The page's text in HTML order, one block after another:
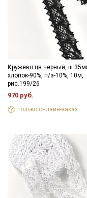
Кружево цв.черный,
хлопок-90%, п/э-10%, 10м,
рис.199/26
970 руб.
Только онлайн-заказ
Секретная
промокоды
Электронная почта